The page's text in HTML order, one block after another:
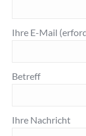
Ihre E-Mail
Betreff
Ihre Nachricht